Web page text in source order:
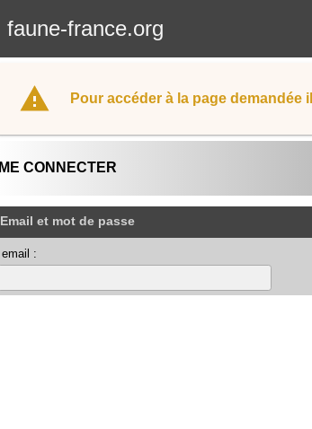
faune-france.org
Pour accéder à la page demandée
ME CONNECTER
Email et mot de passe
email :